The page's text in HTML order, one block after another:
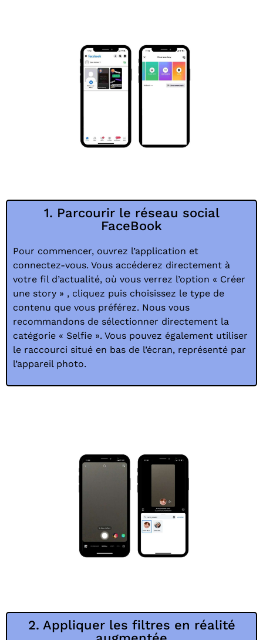
1. Parcourir le réseau social
FaceBook
Pour commencer, ouvrez l’application et
connectez-vous. Vous accéderez directement à
votre fil d’actualité, où vous verrez l’option « Créer
une story » , cliquez puis choisissez le type de
contenu que vous préférez. Nous vous
recommandons de sélectionner directement la
catégorie « Selfie ». Vous pouvez également utiliser
le raccourci situé en bas de l’écran, représenté par
l’appareil photo.
2. Appliquer les filtres en réalité